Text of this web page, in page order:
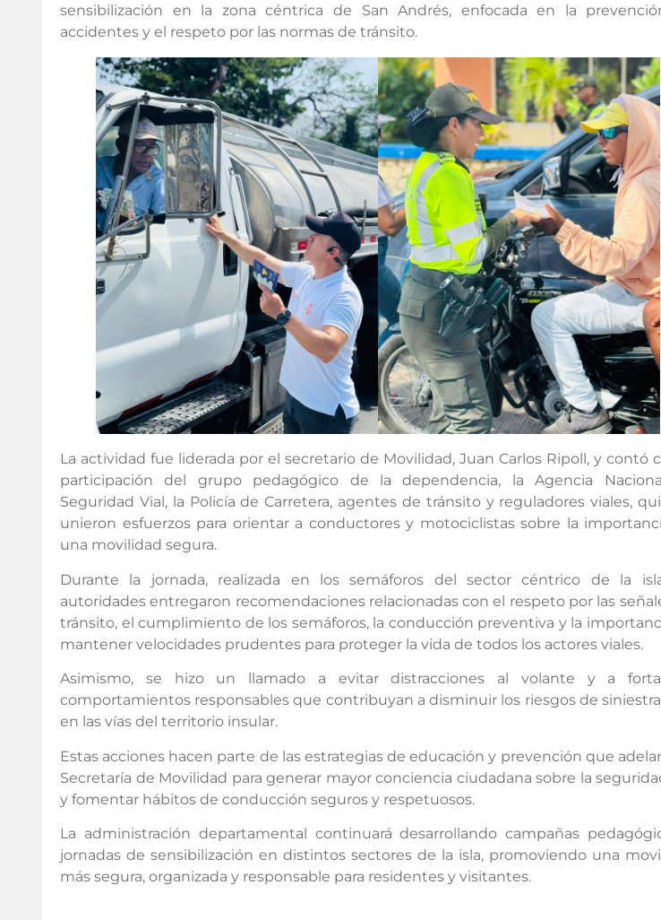
sensibilización en la zona céntrica de San Andrés, enfocada en la
accidentes y el respeto por las normas de tránsito.
La actividad fue liderada por el secretario de Movilidad, Juan Carlos Ripoll, y contó
participación del grupo pedagógico de la dependencia, la Agencia
Seguridad Vial, la Policía de Carretera, agentes de tránsito y reguladores viales,
unieron esfuerzos para orientar a conductores y motociclistas sobre la
una movilidad segura.
Durante la jornada, realizada en los semáforos del sector céntrico de la
autoridades entregaron recomendaciones relacionadas con el respeto por las
tránsito, el cumplimiento de los semáforos, la conducción preventiva y la
mantener velocidades prudentes para proteger la vida de todos los actores viales.
Asimismo, se hizo un llamado a evitar distracciones al volante y a
comportamientos responsables que contribuyan a disminuir los riesgos de
en las vías del territorio insular.
Estas acciones hacen parte de las estrategias de educación y prevención que
Secretaría de Movilidad para generar mayor conciencia ciudadana sobre la
y fomentar hábitos de conducción seguros y respetuosos.
La administración departamental continuará desarrollando campañas
jornadas de sensibilización en distintos sectores de la isla, promoviendo una
más segura, organizada y responsable para residentes y visitantes.